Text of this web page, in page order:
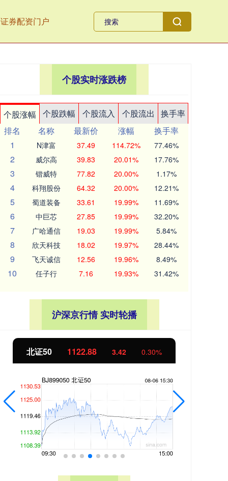
券配资门户
个股实时涨跌榜
个股涨幅 个股跌幅 个股流入 个股流出
换手率
排名
名称 最新价 涨幅
换手率
1
N津富 37.49 114.72% 77.46%
2 威尔高 39.83 20.01% 17.76%
3 锴威特 77.82 20.00% 1.17%
4 科翔股份 64.32 20.00% 12.21%
5 蜀道装备 33.61 19.99% 11.69%
6 中巨芯 27.85 19.99% 32.20%
7 广哈通信 19.03 19.99% 5.84%
8 欣天科技 18.02 19.97% 28.44%
9 飞天诚信 12.56 19.96% 8.49%
10 任子行 7.16 19.93% 31.42%
沪深京行情 实时轮播
北证50 1122.88 3.42 0.30%